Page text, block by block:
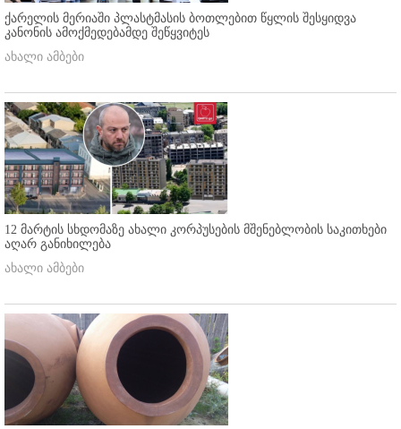
ქარელის მერიაში პლასტმასის ბოთლებით წყლის შესყიდვა
კანონის ამოქმედებამდე შეწყვიტეს
ახალი ამბები
12 მარტის სხდომაზე ახალი კორპუსების მშენებლობის საკითხები
აღარ განიხილება
ახალი ამბები